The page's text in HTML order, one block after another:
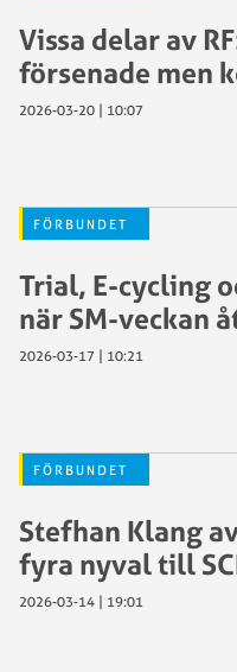
Vissa delar av
försenade men
2026-03-20 | 10:07
FÖRBUNDET
Trial, E-cycling
när SM-veckan
2026-03-17 | 10:21
FÖRBUNDET
Stefhan Klang
fyra nyval till
2026-03-14 | 19:01